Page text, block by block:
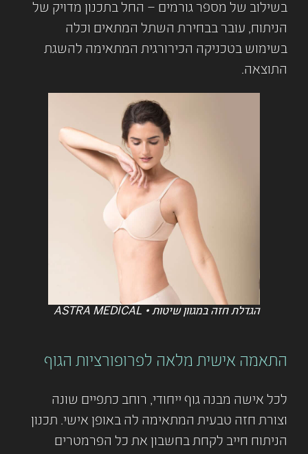
בשילוב של מספר גורמים – החל בתכנון מדויק של
הניתוח, עובר בבחירת השתל המתאים וכלה
בשימוש בטכניקה הכירורגית המתאימה להשגת
התוצאה.
הגדלת חזה במגוון שיטות • ASTRA MEDICAL
התאמה אישית מלאה לפרופורציות הגוף
לכל אישה מבנה גוף ייחודי, רוחב כתפיים שונה
וצורת חזה טבעית המתאימה לה באופן אישי. תכנון
הניתוח חייב לקחת בחשבון את כל הפרמטרים